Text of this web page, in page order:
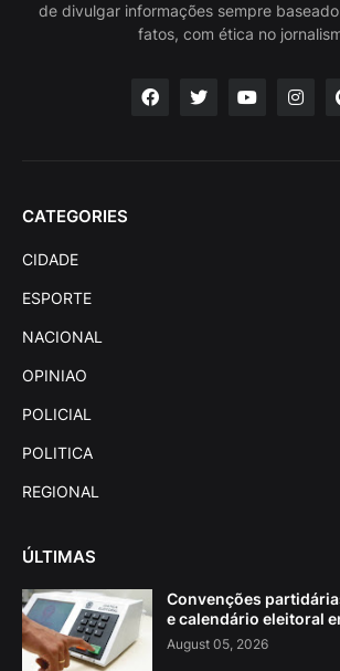
de divulgar informações sempre
fatos, com ética no
CATEGORIES
CIDADE
ESPORTE
NACIONAL
OPINIAO
POLICIAL
POLITICA
REGIONAL
ÚLTIMAS
Convenções
e calendário eleitoral
August 05, 2026